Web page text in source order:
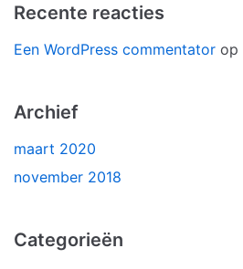
Recente reacties
Een WordPress commentator op
Archief
maart 2020
november 2018
Categorieën